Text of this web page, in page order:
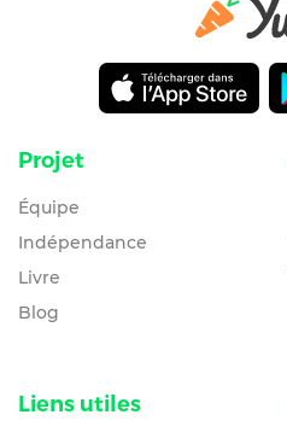
Projet
Équipe
Indépendance
Livre
Blog
Liens utiles